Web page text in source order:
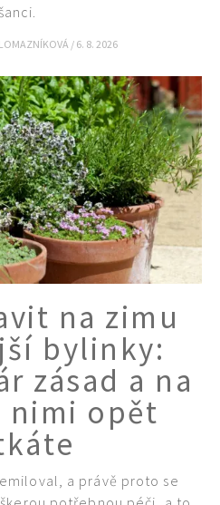
šanci.
/ 6. 8. 2026
na zimu
bylinky:
zásad a na
nimi opět
a právě proto se